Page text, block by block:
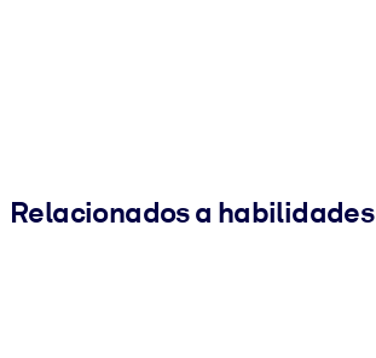
Relacionados a habilidades